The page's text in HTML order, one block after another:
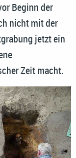
Beginn der
nicht mit der
jetzt ein
Zeit macht.